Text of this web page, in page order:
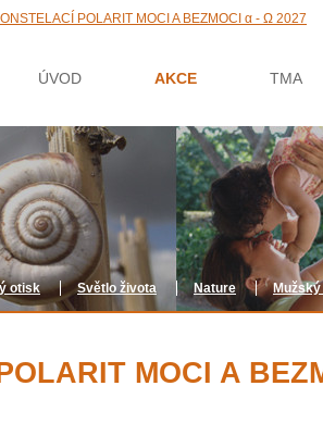
POLARIT MOCI A BEZMOCI α - Ω 2027
ÚVOD AKCE TMA
otisk Světlo života Nature
MOCI A